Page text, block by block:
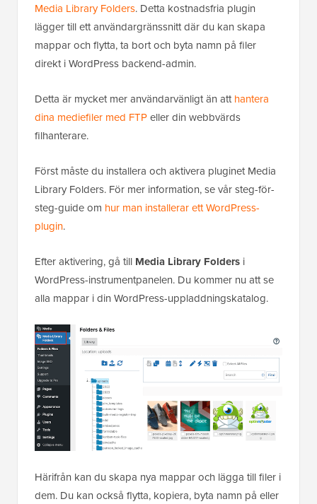
Media Library Folders. Detta kostnadsfria plugin
lägger till ett användargränssnitt där du kan skapa
mappar och flytta, ta bort och byta namn på filer
direkt i WordPress backend-admin.
Detta är mycket mer användarvänligt än atthantera
dina mediefiler med FTPeller din webbvärds
filhanterare.
Först måste du installera och aktivera pluginet Media
Library Folders. För mer information, se vår steg-för-
steg-guide om hur man installerar ett WordPress-
plugin.
Efter aktivering, gå till Media Library Folders i
WordPress-instrumentpanelen. Du kommer nu att se
alla mappar i din WordPress-uppladdningskatalog.
Härifrån kan du skapa nya mappar och lägga till filer i
dem. Du kan också flytta, kopiera, byta namn på eller